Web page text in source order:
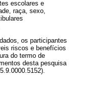
escolares e
raça, sexo,
os participantes
riscos e benefícios
do termo de
desta pesquisa